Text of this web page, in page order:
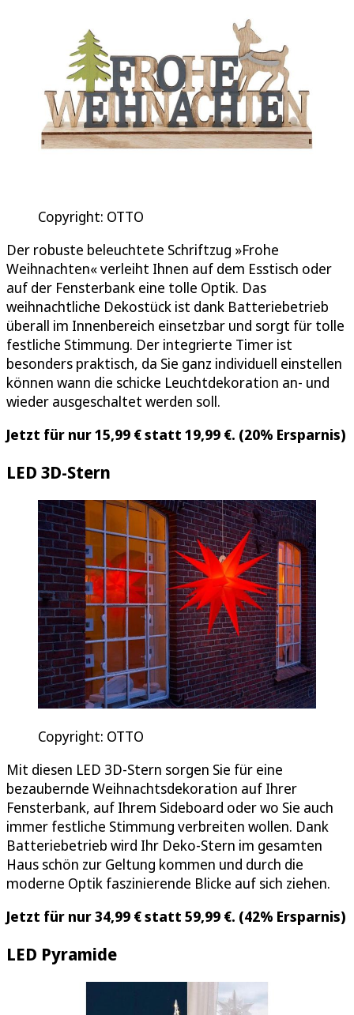
Copyright: OTTO
Der robuste beleuchtete Schriftzug »Frohe
Weihnachten« verleiht Ihnen auf dem Esstisch oder
auf der Fensterbank eine tolle Optik. Das
weihnachtliche Dekostück ist dank Batteriebetrieb
überall im Innenbereich einsetzbar und sorgt für tolle
festliche Stimmung. Der integrierte Timer ist
besonders praktisch, da Sie ganz individuell einstellen
können wann die schicke Leuchtdekoration an- und
wieder ausgeschaltet werden soll.
Jetzt für nur 15,99 € statt 19,99 €. (20% Ersparnis)
LED 3D-Stern
Copyright: OTTO
Mit diesen LED 3D-Stern sorgen Sie für eine
bezaubernde Weihnachtsdekoration auf Ihrer
Fensterbank, auf Ihrem Sideboard oder wo Sie auch
immer festliche Stimmung verbreiten wollen. Dank
Batteriebetrieb wird Ihr Deko-Stern im gesamten
Haus schön zur Geltung kommen und durch die
moderne Optik faszinierende Blicke auf sich ziehen.
Jetzt für nur 34,99 € statt 59,99 €. (42% Ersparnis)
LED Pyramide